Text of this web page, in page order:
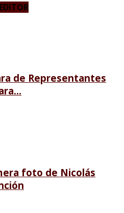
de Representantes
foto de Nicolás